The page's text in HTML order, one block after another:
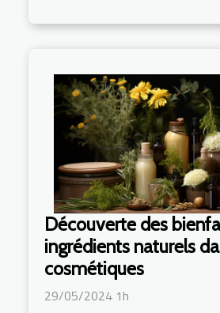
Découverte des
ingrédients naturels
cosmétiques
29/05/2024 1h